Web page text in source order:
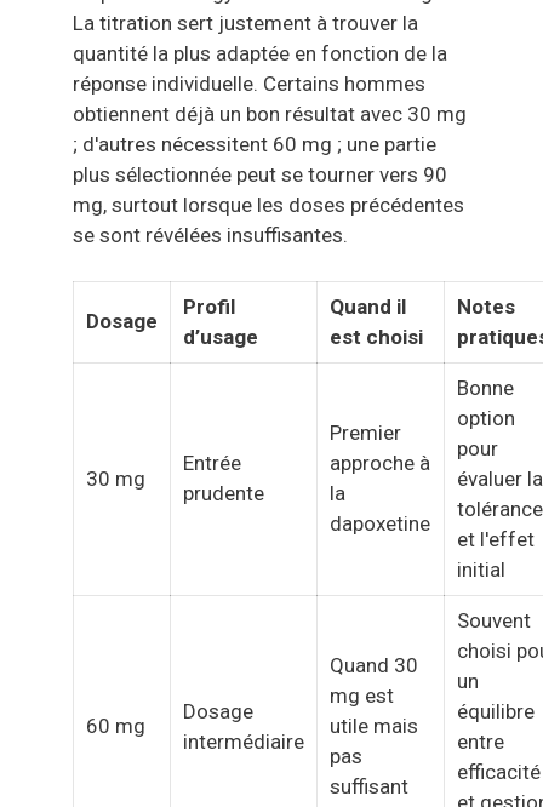
La titration sert justement à trouver la
quantité la plus adaptée en fonction de la
réponse individuelle. Certains hommes
obtiennent déjà un bon résultat avec 30 mg
; d'autres nécessitent 60 mg ; une partie
plus sélectionnée peut se tourner vers 90
mg, surtout lorsque les doses précédentes
se sont révélées insuffisantes.
Dosage
Profil
d’usage
Quand il
est choisi
Notes
30 mg
Entrée
prudente
Premier
approche à
la
dapoxetine
Bonne
option
pour
évaluer la
tolérance
et l'effet
initial
60 mg
Dosage
intermédiaire
Quand 30
mg est
utile mais
pas
suffisant
Souvent
choisi
un
équilibre
entre
efficacité